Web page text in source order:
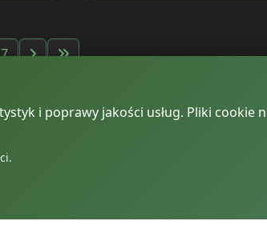
i poprawy jakości usług. Pliki cookie